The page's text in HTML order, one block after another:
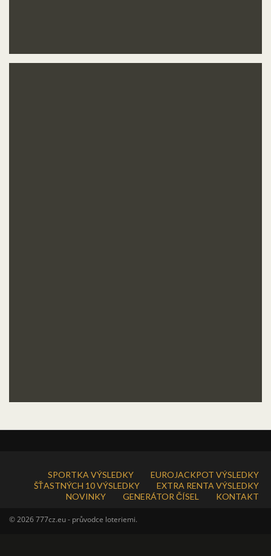
SPORTKA VÝSLEDKY
EUROJACKPOT VÝSLEDKY
ŠŤASTNÝCH 10 VÝSLEDKY
EXTRA RENTA VÝSLEDKY
NOVINKY
GENERÁTOR ČÍSEL KONTAKT
© 2026 777cz.eu - průvodce loteriemi.